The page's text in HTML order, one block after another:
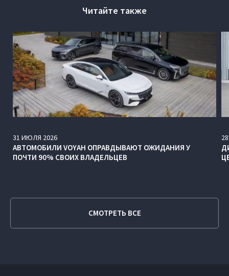
Читайте также
31 ИЮЛЯ 2026
АВТОМОБИЛИ VOYAH ОПРАВДЫВАЮТ ОЖИДАНИЯ У
ПОЧТИ 90% СВОИХ ВЛАДЕЛЬЦЕВ
28
СМОТРЕТЬ ВСЕ